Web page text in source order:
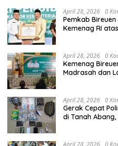
April 28, 2026 0
Pemkab
Kemenag RI
April 28, 2026 0
Kemenag
Madrasah dan
April 28, 2026 0
Gerak Cepat
di Tanah Abang,
April 28, 2026 0